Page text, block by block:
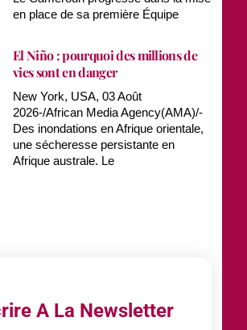
en place de sa première Équipe
El Niño : pourquoi des millions de
vies sont en danger
New York, USA, 03 Août
2026-/African Media Agency(AMA)/-
Des inondations en Afrique orientale,
une sécheresse persistante en
Afrique australe. Le
A La Newsletter